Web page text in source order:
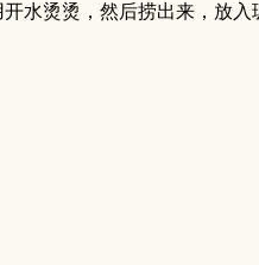
烫烫，然后捞出来，放